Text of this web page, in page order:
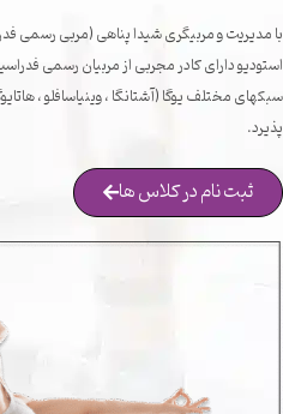
با مدیریت و مربیگری شیدا پناهی (مربی رسمی
استودیو دارای کادر مجربی از مربیان رسمی
سبکهای مختلف یوگا (آشتانگا ، وینیاسافلو ،
پذیرد.
ثبت نام در کلاس ها